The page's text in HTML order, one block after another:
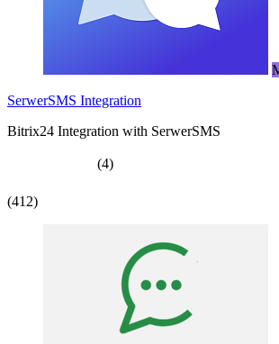
SerwerSMS Integration
Bitrix24 Integration with SerwerSMS
(4)
(412)